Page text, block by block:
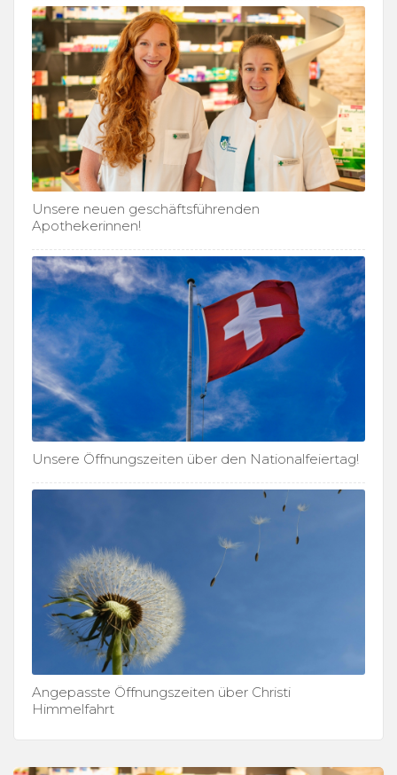
Unsere neuen geschäftsführenden
Apothekerinnen!
Unsere Öffnungszeiten über den Nationalfeiertag!
Angepasste Öffnungszeiten über Christi
Himmelfahrt